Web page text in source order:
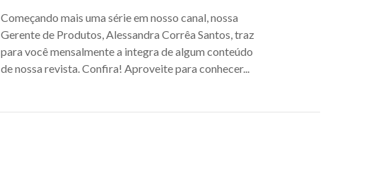
Começando mais uma série em nosso canal, nossa
Gerente de Produtos, Alessandra Corrêa Santos, traz
para você mensalmente a integra de algum conteúdo
de nossa revista. Confira! Aproveite para conhecer...